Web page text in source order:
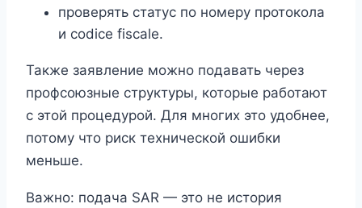
проверять статус по номеру протокола
и codice fiscale.
Также заявление можно подавать через
профсоюзные структуры, которые работают
с этой процедурой. Для многих это удобнее,
потому что риск технической ошибки
меньше.
Важно: подача SAR — это не история